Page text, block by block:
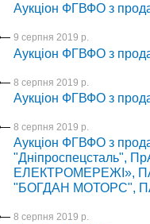
Аукціон ФГВФО з
9 серпня 2019 р.
Аукціон ФГВФО з
8 серпня 2019 р.
Аукціон ФГВФО з
8 серпня 2019 р.
Аукціон ФГВФО з
"Дніпроспецсталь",
ЕЛЕКТРОМЕРЕЖІ»,
"БОГДАН МОТОРС",
8 серпня 2019 р.